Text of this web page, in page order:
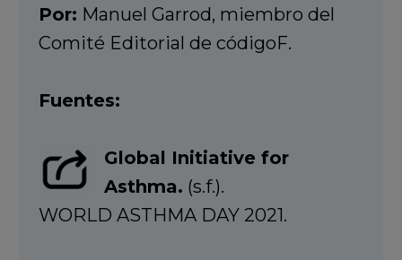
Por: Manuel Garrod, miembro del
Comité Editorial de códigoF.
Fuentes:
Global Initiative for
Asthma. (s.f.).
WORLD ASTHMA DAY 2021.